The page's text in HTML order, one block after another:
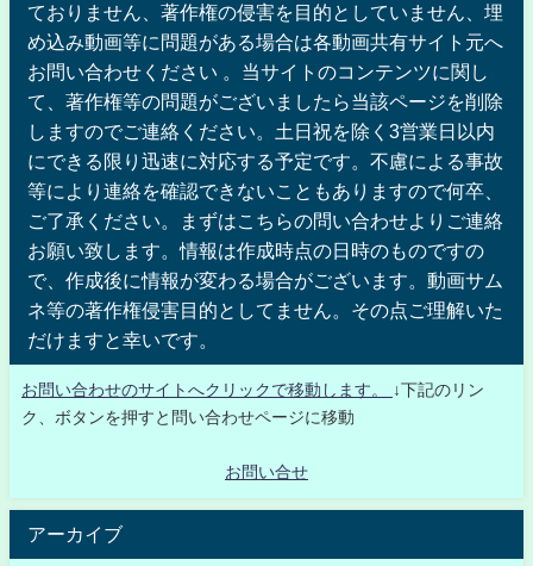
ておりません、著作権の侵害を目的としていません、埋
め込み動画等に問題がある場合は各動画共有サイト元へ
お問い合わせください 。当サイトのコンテンツに関し
て、著作権等の問題がございましたら当該ページを削除
しますのでご連絡ください。土日祝を除く3営業日以内
にできる限り迅速に対応する予定です。不慮による事故
等により連絡を確認できないこともありますので何卒、
ご了承ください。まずはこちらの問い合わせよりご連絡
お願い致します。情報は作成時点の日時のものですの
で、作成後に情報が変わる場合がございます。動画サム
ネ等の著作権侵害目的としてません。その点ご理解いた
だけますと幸いです。
お問い合わせのサイトへクリックで移動します。
↓下記のリン
ク、ボタンを押すと問い合わせページに移動
お問い合せ
アーカイブ